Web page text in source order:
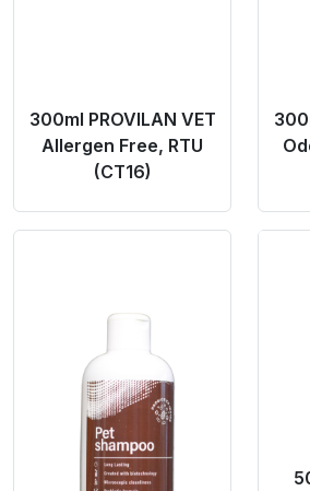
300ml PROVILAN VET
Allergen Free, RTU
(CT16)